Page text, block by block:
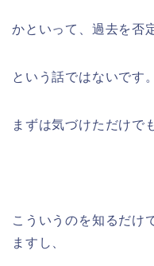
かといって、過去を否
という話ではないです。
まずは気づけただけで
こういうのを知るだけ
ますし、